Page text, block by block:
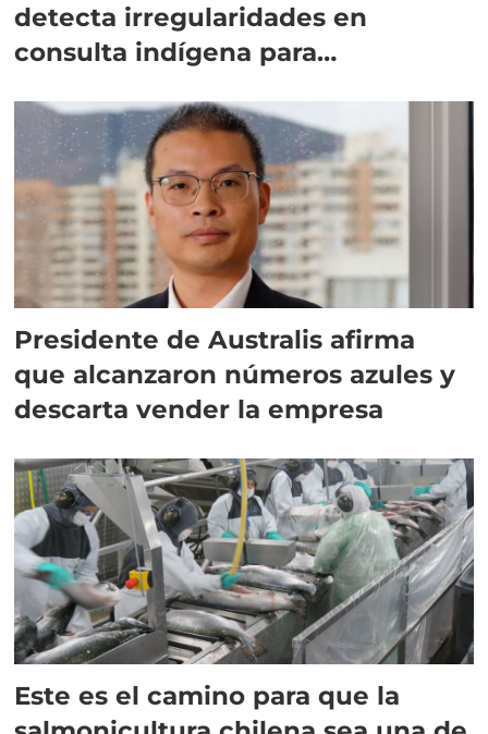
detecta irregularidades en
consulta indígena para
Presidente de Australis afirma
que alcanzaron números azules y
descarta vender la empresa
Este es el camino para que la